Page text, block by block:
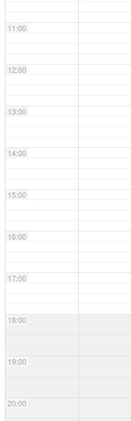
11:00
12:00
13:00
14:00
15:00
16:00
17:00
18:00
19:00
20:00